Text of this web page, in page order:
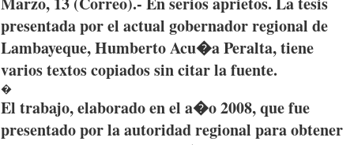
presentadaporel actual gobernadorregional de
Lambayeque,HumbertoAcu�aPeralta,tiene
variostextoscopiadossincitarlafuente.
�
El trabajo,elaboradoen el a�o2008,quefue
presentadoporlaautoridadregional paraobtener